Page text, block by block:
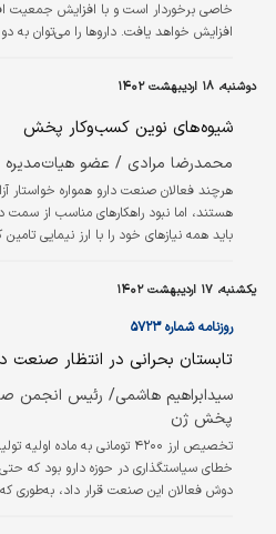
افزایش خواهد یافت. داروها را می‌‌‌توان به
اکتشاف در شرکت خاصی انجام شده است،
را دارد. داروهای ژنریک می‌‌‌توانند توسط هر
برند ساخته می‌‌‌شوند؛ اما چون هزینه‌های
دوشنبه، ۱۸ اردیبهشت ۱۴۰۲
شیوه‌های نوین کسب‌وکار پخش
محمدرضا مرادی / عضو
هرچند فعالان صنعت دارو همواره خواستار
هستند، اما نبود راهکارهای مناسب از سمت
باید همه نیازهای خود را با ارز نیمایی
روبه‌رو شده است.
یکشنبه، ۱۷ اردیبهشت ۱۴۰۲
روزنامه شماره ۵۷۲۳
تابستان بحرانی در انتظار صنعت
سید‌ابراهیم هاشمی/ رئیس انجمن
پخش ژن
تخصیص ارز ۴۲۰۰ تومانی به
خطای سیاستگذاری در حوزه دارو بود که حتی
دوش فعالان این صنعت قرار داد، به‌طوری